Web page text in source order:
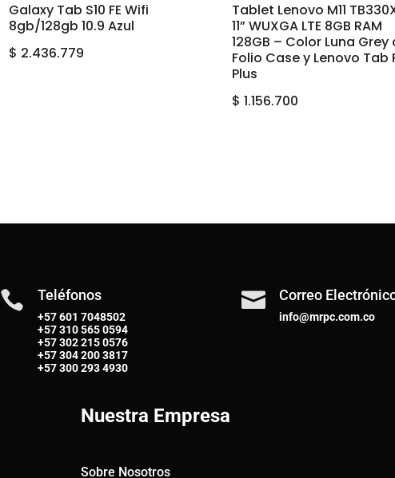
Galaxy Tab S10 FE Wifi
8gb/128gb 10.9 Azul
$ 2.436.779
Tablet Lenovo M11
11” WUXGA LTE 8GB RAM
128GB – Color Luna Grey
Folio Case y Lenovo Tab
Plus
$ 1.156.700
 Teléfonos
+57 601 7048502
+57310 565 0594
+57302 215 0576
+57304 200 3817
+57300 293 4930
 Correo
info@mrpc.com.co
Nuestra Empresa
Sobre Nosotros